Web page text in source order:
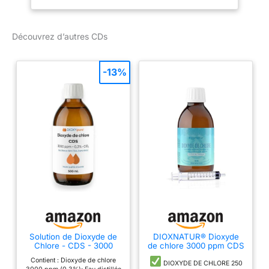
Découvrez d’autres CDs
Solution de Dioxyde de
Chlore - CDS - 3000
l'eau (sans résidu) -
Contient : Dioxyde de chlore
-13%
DIOXNATUR® Dioxyde
de chlore 3000 ppm CDS
250 ml. Seringue de 10
ml incluse. Étiquette FR.
DIOXYDE DE CHLORE 250